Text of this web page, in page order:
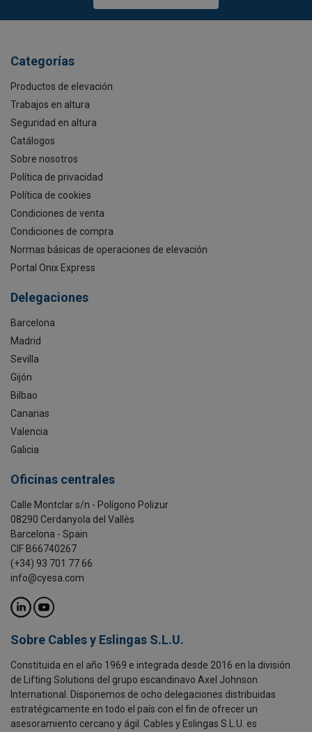
Categorías
Productos de elevación
Trabajos en altura
Seguridad en altura
Catálogos
Sobre nosotros
Política de privacidad
Política de cookies
Condiciones de venta
Condiciones de compra
Normas básicas de operaciones de elevación
Portal Onix Express
Delegaciones
Barcelona
Madrid
Sevilla
Gijón
Bilbao
Canarias
Valencia
Galicia
Oficinas centrales
Calle Montclar s/n - Polígono Polizur
08290 Cerdanyola del Vallès
Barcelona - Spain
CIF B66740267
(+34) 93 701 77 66
info@cyesa.com
Sobre Cables y Eslingas S.L.U.
Constituida en el año 1969 e integrada desde 2016 en la división
de Lifting Solutions del grupo escandinavo Axel Johnson
International. Disponemos de ocho delegaciones distribuidas
estratégicamente en todo el país con el fin de ofrecer un
asesoramiento cercano y ágil. Cables y Eslingas S.L.U. es